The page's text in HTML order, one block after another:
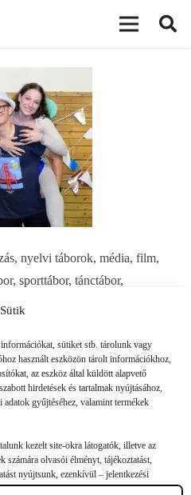
Sütik
sütiket stb. tárolunk vagy
használt eszközön tárolt információkhoz,
az eszköz által küldött alapvető
hirdetések és tartalmak nyújtásához,
adatok gyűjtéséhez, valamint termékek
kezelt site-okra látogatók, illetve az
számára olvasói élményt, tájékoztatást,
nyújtsunk, ezenkívül – jelentkezési
és ifjúsági táborainkban való
nyelvi táborok, média, film,
sporttábor, tánctábor,